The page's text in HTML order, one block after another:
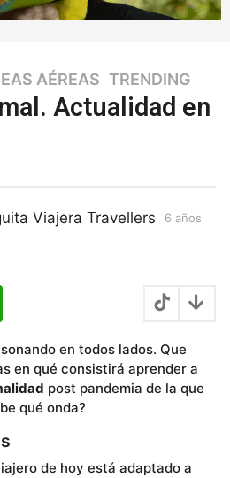
AÉREAS ,TRENDING
Actualidad en
Viajera Travellers 6 años
en todos lados. Que
en qué consistirá aprender a
post pandemia de la que
qué onda?
de hoy está adaptado a